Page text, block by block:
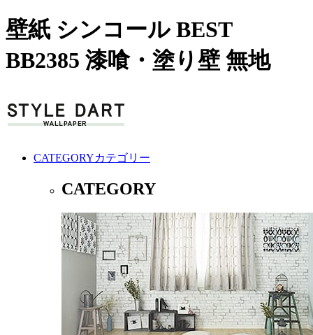
壁紙 シンコール BEST
BB2385 漆喰・塗り壁 無地
CATEGORYカテゴリー
CATEGORY